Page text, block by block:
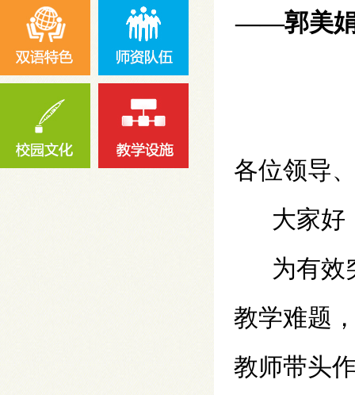
——郭美
各位领导
大家好
为有效
教学难题
教师带头